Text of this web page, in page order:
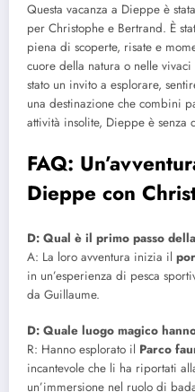
Questa vacanza a Dieppe è
per Christophe e Bertrand. È
piena di scoperte, risate e
cuore della natura o nelle
stato un invito a esplorare,
una destinazione che combini
attività insolite, Dieppe è
FAQ:
Dieppe con
D: Qual è il primo passo
A: La loro avventura inizia il
in un’esperienza di pesca
da Guillaume.
D: Quale luogo magico
R: Hanno esplorato il Parco
incantevole che li ha riportati
un’immersione nel ruolo di